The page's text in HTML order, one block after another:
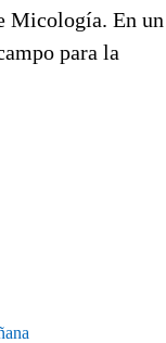
Micología. En un
para la